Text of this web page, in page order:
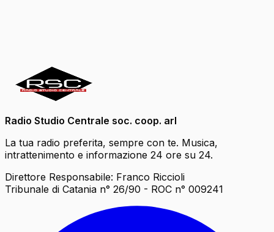
Radio Studio Centrale soc. coop. arl
La tua radio preferita, sempre con te. Musica,
intrattenimento e informazione 24 ore su 24.
Direttore Responsabile: Franco Riccioli
Tribunale di Catania n° 26/90 - ROC n° 009241